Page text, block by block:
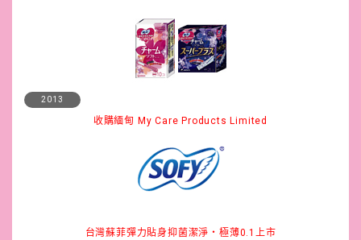
2013
收購緬甸 My Care Products Limited
台灣蘇菲彈力貼身抑菌潔淨・極薄0.1上市